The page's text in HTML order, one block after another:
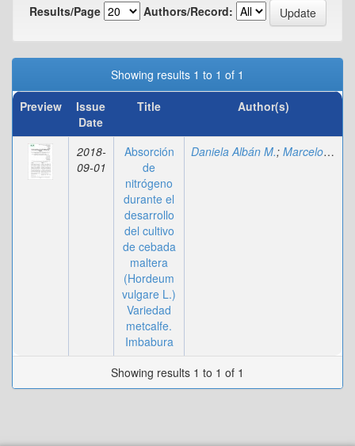
Results/Page
Authors/Record:
Showing results 1 to 1 of 1
Preview
Issue
Date
Title Author(s)
2018-
09-01
Absorción
de
nitrógeno
durante el
desarrollo
del cultivo
de cebada
maltera
(Hordeum
vulgare L.)
Variedad
metcalfe.
Imbabura
Daniela Albán M.; Marcelo Calvache U.
Showing results 1 to 1 of 1